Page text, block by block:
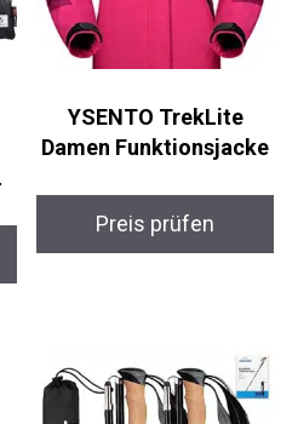
YSENTO TrekLite
Damen Funktionsjacke
Preis prüfen